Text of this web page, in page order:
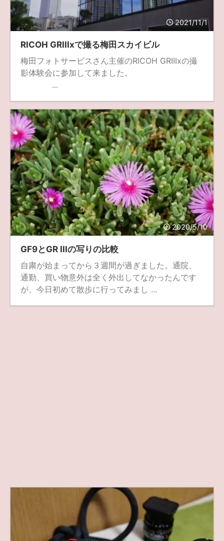
2021/11/1
RICOH GRIIIxで撮る梅田スカイビル
梅田フォトサービスさん主催のRICOH GRIIIxの撮
影体験会に参加して来ました。
...
2020/5/10
GF9とGR IIIの写りの比較
自粛が始まってから３週間が過ぎました。通院、
通勤、買い物意外は全く外出してなかったんです
が、今日初めて散歩に行ってみまし ...